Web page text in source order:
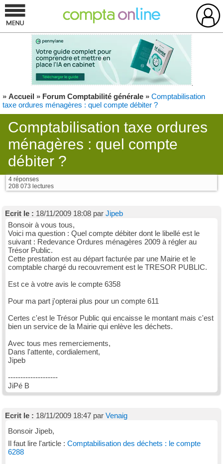
» Accueil » Forum Comptabilité générale » Comptabilisation
taxe ordures ménagères : quel compte débiter ?
Comptabilisation taxe ordures
ménagères : quel compte
débiter ?
4 réponses
208 073 lectures
Ecrit le : 18/11/2009 18:08 par Jipeb
Bonsoir à vous tous,
Voici ma question : Quel compte débiter dont le libellé est le
suivant : Redevance Ordures ménagères 2009 à régler au
Trésor Public.
Cette prestation est au départ facturée par une Mairie et le
comptable chargé du recouvrement est le TRESOR PUBLIC.
Est ce à votre avis le compte 6358
Pour ma part j'opterai plus pour un compte 611
Certes c'est le Trésor Public qui encaisse le montant mais c'est
bien un service de la Mairie qui enlève les déchets.
Avec tous mes remerciements,
Dans l'attente, cordialement,
Jipeb
--------------------
JiPé B
Ecrit le : 18/11/2009 18:47 par Venaig
Bonsoir Jipeb,
Il faut lire l'article : Comptabilisation des déchets : le compte
6288